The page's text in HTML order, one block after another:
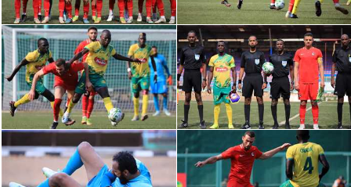
دوري أبطال أوروبا
دوري أبطال إفريقيا
كل البطولات
أقسام
الكرة المصرية